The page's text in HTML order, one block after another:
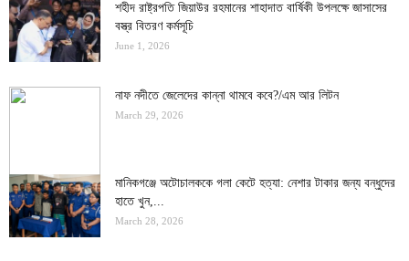
শহীদ রাষ্ট্রপতি জিয়াউর রহমানের শাহাদাত বার্ষিকী উপলক্ষে জাসাসের
বস্ত্র বিতরণ কর্মসূচি
June 1, 2026
নাফ নদীতে জেলেদের কান্না থামবে কবে?/এম আর লিটন
March 29, 2026
মানিকগঞ্জে অটোচালককে গলা কেটে হত্যা: নেশার টাকার জন্য বন্ধুদের
হাতে খুন,...
March 28, 2026